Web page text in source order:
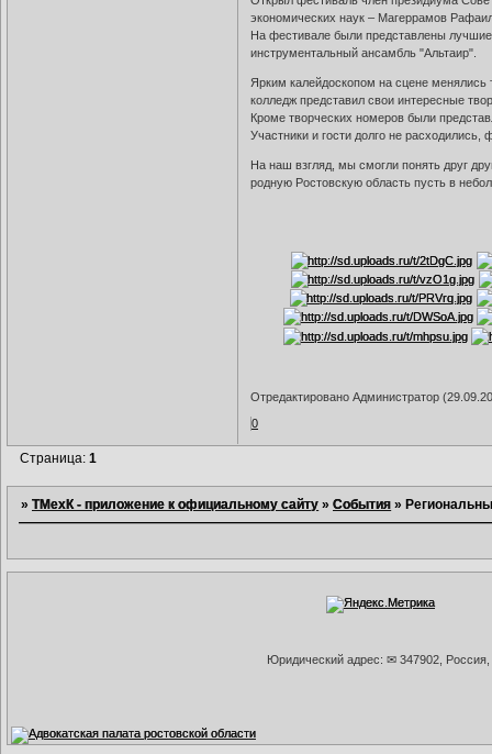
экономических наук – Магеррамов
На фестивале были представлены
инструментальный ансамбль "Альтаир".
Ярким калейдоскопом на сцене менялись
колледж представил свои интересные
Кроме творческих номеров были
Участники и гости долго не расходились,
На наш взгляд, мы смогли понять друг
родную Ростовскую область пусть в
Отредактировано Администратор
0
Страница:1
»ТМехК - приложение к официальному сайту »События »
Юридический адрес: ✉ 347902,